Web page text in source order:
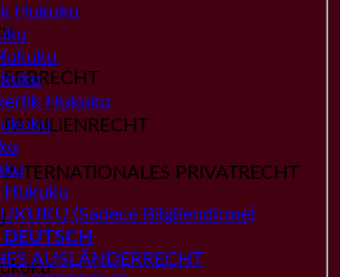
PRIVATRECHT
Hukuku
Hukuku
Hukuku
(Sadece Bilgilendirme)
AUSLÄNDERRECHT